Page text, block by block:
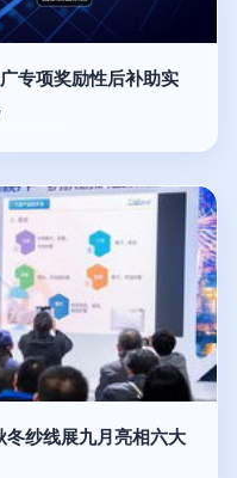
专项奖励性后补助实
纱线展九月亮相六大